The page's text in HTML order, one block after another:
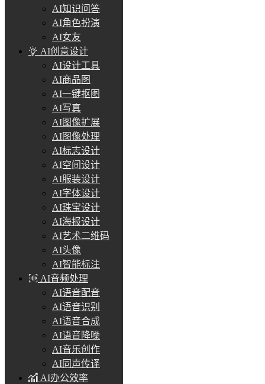
AI知识问答
AI角色扮演
AI女友
AI创意设计
AI设计工具
AI商品图
AI一键抠图
AI写真
AI图像扩展
AI图像处理
AI标志设计
AI空间设计
AI服装设计
AI字体设计
AI珠宝设计
AI海报设计
AI艺术二维码
AI头像
AI智能标注
AI音频处理
AI语音配音
AI语音识别
AI语音合成
AI语音降噪
AI音乐创作
AI同声传译
AI办公效率